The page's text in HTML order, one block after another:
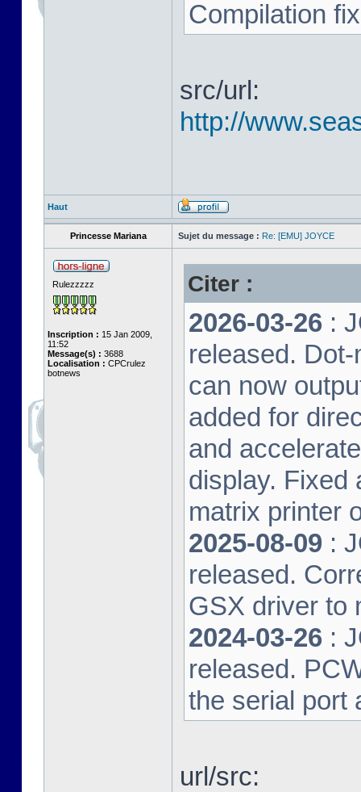
Compilation
src/url:
http://
Haut
Princesse Mariana Sujet du message : Re: [EMU] JOYCE
Rulezzzzz
Inscription : 15 Jan 2009,
11:52
Message(s) : 3688
Localisation : CPCrulez
botnews
Citer :
2026-03-26 :
released.
can now
added for
and
display. Fixed
matrix printer
2025-08-09 :
released.
GSX driver to
2024-03-26 :
released.
the serial port
url/src: